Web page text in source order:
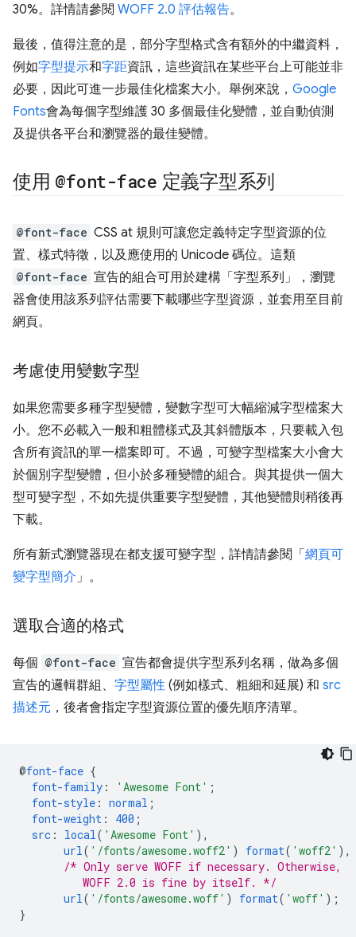
30%。詳情請參閱 WOFF 2.0 評估報告。
最後，值得注意的是，部分字型格式含有額外的中繼資料，
例如字型提示和字距資訊，這些資訊在某些平台上可能並非
必要，因此可進一步最佳化檔案大小。舉例來說， Google
Fonts會為每個字型維護 30 多個最佳化變體，並自動偵測
及提供各平台和瀏覽器的最佳變體。
使用 @font-face 定義字型系列
@font-face CSS at 規則可讓您定義特定字型資源的位
置、樣式特徵，以及應使用的 Unicode 碼位。這類
@font-face 宣告的組合可用於建構「字型系列」，瀏覽
器會使用該系列評估需要下載哪些字型資源，並套用至目前
網頁。
考慮使用變數字型
如果您需要多種字型變體，變數字型可大幅縮減字型檔案大
小。您不必載入一般和粗體樣式及其斜體版本，只要載入包
含所有資訊的單一檔案即可。不過，可變字型檔案大小會大
於個別字型變體，但小於多種變體的組合。與其提供一個大
型可變字型，不如先提供重要字型變體，其他變體則稍後再
下載。
所有新式瀏覽器現在都支援可變字型，詳情請參閱「網頁可
變字型簡介 」。
選取合適的格式
每個 @font-face 宣告都會提供字型系列名稱，做為多個
宣告的邏輯群組、 字型屬性 (例如樣式、粗細和延展) 和 src
描述元 ，後者會指定字型資源位置的優先順序清單。
@font-face {
font-family : 'Awesome Font' ;
font-style : normal ;
font-weight : 400 ;
src : local ( 'Awesome Font' ),
url ( '/fonts/awesome.woff2' ) format( 'woff2' ),
/* Only serve WOFF if necessary. Otherwise,
          WOFF 2.0 is fine by itself. */
url ( '/fonts/awesome.woff' ) format( 'woff' );
}